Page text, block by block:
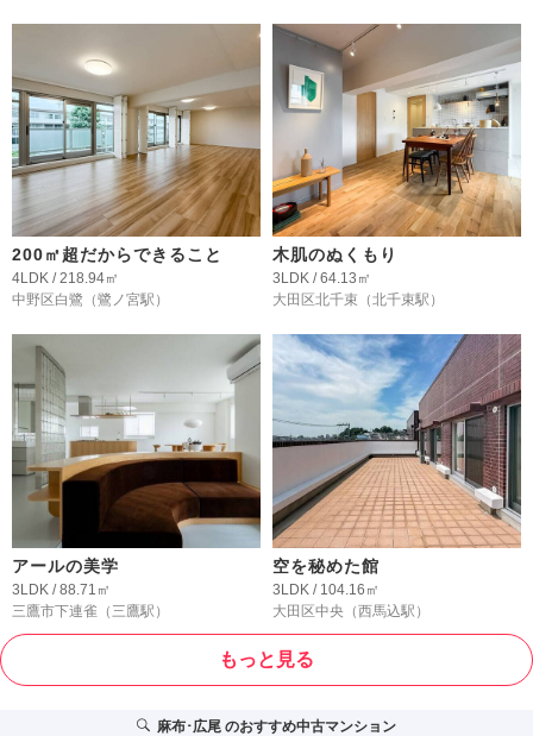
200㎡超だからできること
4LDK / 218.94㎡
中野区白鷺 （鷺ノ宮駅）
木肌のぬくもり
3LDK / 64.13㎡
大田区北千束 （北千束駅）
アールの美学
3LDK / 88.71㎡
三鷹市下連雀 （三鷹駅）
空を秘めた館
3LDK / 104.16㎡
大田区中央 （西馬込駅）
もっと見る
麻布･広尾のおすすめ中古マンション